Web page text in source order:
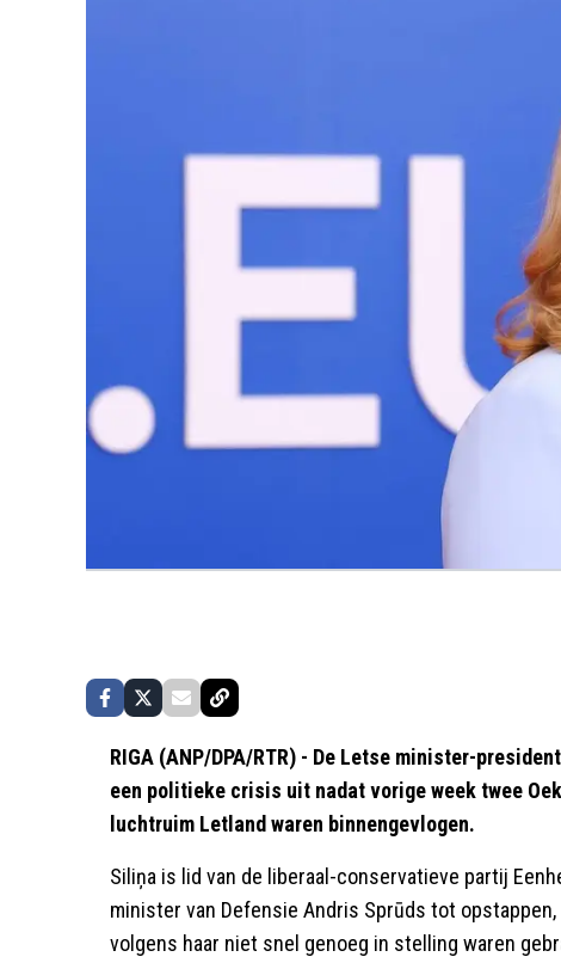
RIGA (ANP/DPA/RTR) - De Letse minister-
een politieke crisis uit nadat vorige week twee
luchtruim Letland waren binnengevlogen.
Siliņa is lid van de liberaal-conservatieve partij
minister van Defensie Andris Sprūds tot
volgens haar niet snel genoeg in stelling waren